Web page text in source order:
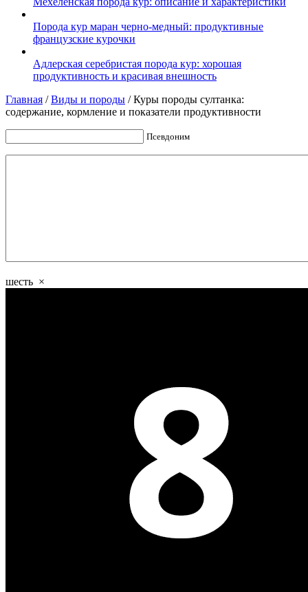
Порода кур маран черно-медный: продуктивные
французские курочки
Адлерская серебристая порода кур: хорошая
продуктивность и красивая внешность
Главная /Виды и породы /Куры породы султанка:
содержание, кормление и показатели продуктивности
Псевдоним
шесть ×